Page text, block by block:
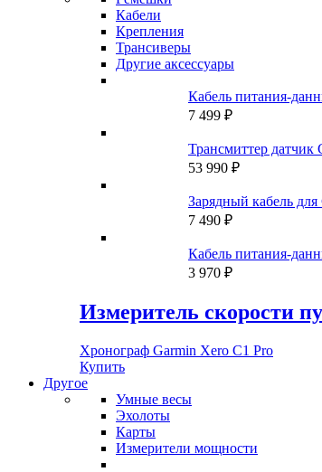
Кабели
Крепления
Трансиверы
Другие аксессуары
Кабель питания-
7 499 ₽
Трансмиттер датчик
53 990 ₽
Зарядный кабель
7 490 ₽
Кабель питания-
3 970 ₽
Измеритель скорости
Хронограф Garmin Xero C1 Pro
Купить
Другое
Умные весы
Эхолоты
Карты
Измерители мощности